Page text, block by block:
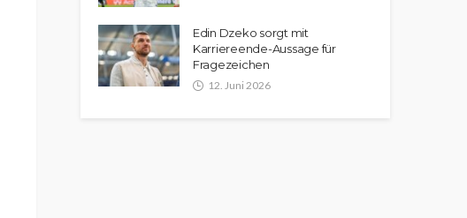
Edin Dzeko sorgt mit
Karriereende-Aussage für
Fragezeichen
12. Juni 2026